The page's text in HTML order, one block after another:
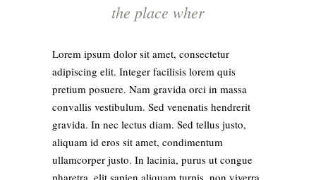
the place wher
Lorem ipsum dolor sit amet, consectetur
adipiscing elit. Integer facilisis lorem quis
pretium posuere. Nam gravida orci in massa
convallis vestibulum. Sed venenatis hendrerit
gravida. In nec lectus diam. Sed tellus justo,
aliquam id eros sit amet, condimentum
ullamcorper justo. In lacinia, purus ut congue
pharetra, elit sapien aliquam turpis, non viverra